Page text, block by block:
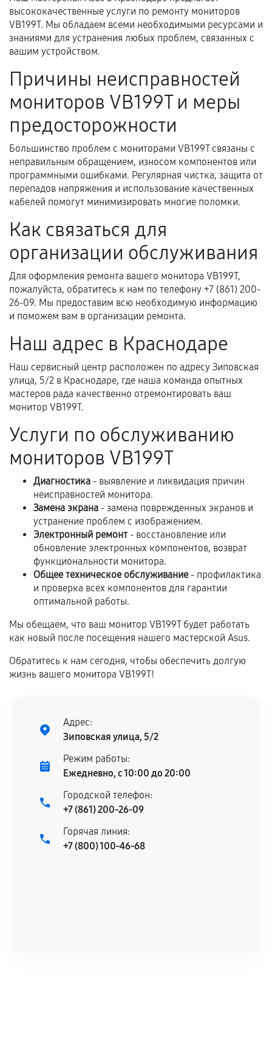
Документы для подтверждения
гарантии
Акт выполненных работ с датой, перечнем
услуг и сроком гарантии.
и кассовый чек.
Расширенная гарантия
В некоторых случаях возможно оформление
условия продления согласовываются отдельно и
фиксируются в документах.
Когда гарантия не действует
механические повреждения, попадание влаги,
перегрев, коррозия.
Самостоятельный ремонт или вмешательство
третьих лиц.
Естественный износ деталей, если иное не
предусмотрено отдельно.
Обращение после окончания гарантийного
срока.
Программные сбои, если это не указано в
отдельных условиях.
Если комплектующие куплены
самостоятельно
Гарантия на выполненные работы может
сохраняться полностью или частично, если
Предоставленные детали подходят по
техническим параметрам и не имеют внешних
дефектов.
Установка была выполнена нашим сервисным
остается на стороне производителя или
продавца. За качество сторонних деталей
сервисный центр ответственности не несет.
высококачественные услуги по ремонту мониторов
VB199T. Мы обладаем всеми необходимыми ресурсами и
знаниями для устранения любых проблем, связанных с
вашим устройством.
Причины неисправностей
мониторов VB199T и меры
предосторожности
Большинство проблем с мониторами VB199T связаны с
неправильным обращением, износом компонентов или
программными ошибками. Регулярная чистка, защита от
перепадов напряжения и использование качественных
кабелей помогут минимизировать многие поломки.
Как связаться для
организации обслуживания
Для оформления ремонта вашего монитора VB199T,
пожалуйста, обратитесь к нам по телефону +7 (861) 200-
26-09. Мы предоставим всю необходимую информацию
и поможем вам в организации ремонта.
Наш адрес в Краснодаре
Наш сервисный центр расположен по адресу Зиповская
улица, 5/2 в Краснодаре, где наша команда опытных
мастеров рада качественно отремонтировать ваш
монитор VB199T.
Услуги по обслуживанию
мониторов VB199T
Диагностика - выявление и ликвидация причин
неисправностей монитора.
Замена экрана - замена поврежденных экранов и
устранение проблем с изображением.
Электронный ремонт - восстановление или
обновление электронных компонентов, возврат
функциональности монитора.
Общее техническое обслуживание- профилактика
и проверка всех компонентов для гарантии
оптимальной работы.
Мы обещаем, что ваш монитор VB199T будет работать
как новый после посещения нашего мастерской Asus.
Обратитесь к нам сегодня, чтобы обеспечить долгую
жизнь вашего монитора VB199T!
Адрес:
Зиповская улица, 5/2
Режим работы:
Ежедневно, с 10:00 до 20:00
Городской телефон:
+7 (861) 200-26-09
Горячая линия:
+7 (800) 100-46-68